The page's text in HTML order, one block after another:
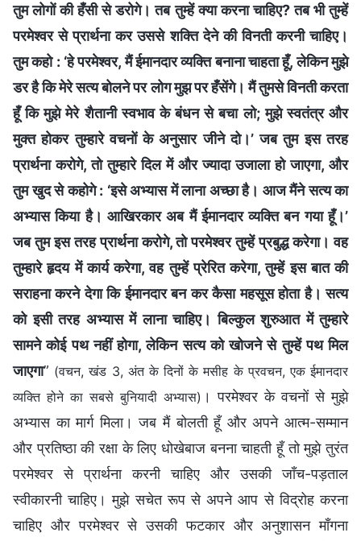
तुम लोगों की हँसी से डरोगे। तब तुम्हें क्या करना चाहिए? तब भी तुम्हें
परमेश्वर से प्रार्थना कर उससे शक्ति देने की विनती करनी चाहिए।
तुम कहो : ‘हे परमेश्वर, मैं ईमानदार व्यक्ति बनाना चाहता हूँ, लेकिन मुझे
डर है कि मेरे सत्य बोलने पर लोग मुझ पर हँसेंगे। मैं तुमसे विनती करता
हूँ कि मुझे मेरे शैतानी स्वभाव के बंधन से बचा लो; मुझे स्वतंत्र और
मुक्त होकर तुम्हारे वचनों के अनुसार जीने दो।’ जब तुम इस तरह
प्रार्थना करोगे, तो तुम्हारे दिल में और ज्यादा उजाला हो जाएगा, और
तुम खुद से कहोगे : ‘इसे अभ्यास में लाना अच्छा है। आज मैंने सत्य का
अभ्यास किया है। आखिरकार अब मैं ईमानदार व्यक्ति बन गया हूँ।’
जब तुम इस तरह प्रार्थना करोगे, तो परमेश्वर तुम्हें प्रबुद्ध करेगा। वह
तुम्हारे हृदय में कार्य करेगा, वह तुम्हें प्रेरित करेगा, तुम्हें इस बात की
सराहना करने देगा कि ईमानदार बन कर कैसा महसूस होता है। सत्य
को इसी तरह अभ्यास में लाना चाहिए। बिल्कुल शुरुआत में तुम्हारे
सामने कोई पथ नहीं होगा, लेकिन सत्य को खोजने से तुम्हें पथ मिल
जाएगा” (वचन, खंड 3, अंत के दिनों के मसीह के प्रवचन, एक ईमानदार
व्यक्ति होने का सबसे बुनियादी अभ्यास) । परमेश्वर के वचनों से मुझे
अभ्यास का मार्ग मिला। जब मैं बोलती हूँ और अपने आत्म-सम्मान
और प्रतिष्ठा की रक्षा के लिए धोखेबाज बनना चाहती हूँ तो मुझे तुरंत
परमेश्वर से प्रार्थना करनी चाहिए और उसकी जाँच-पड़ताल
स्वीकारनी चाहिए। मुझे सचेत रूप से अपने आप से विद्रोह करना
चाहिए और परमेश्वर से उसकी फटकार और अनुशासन माँगना